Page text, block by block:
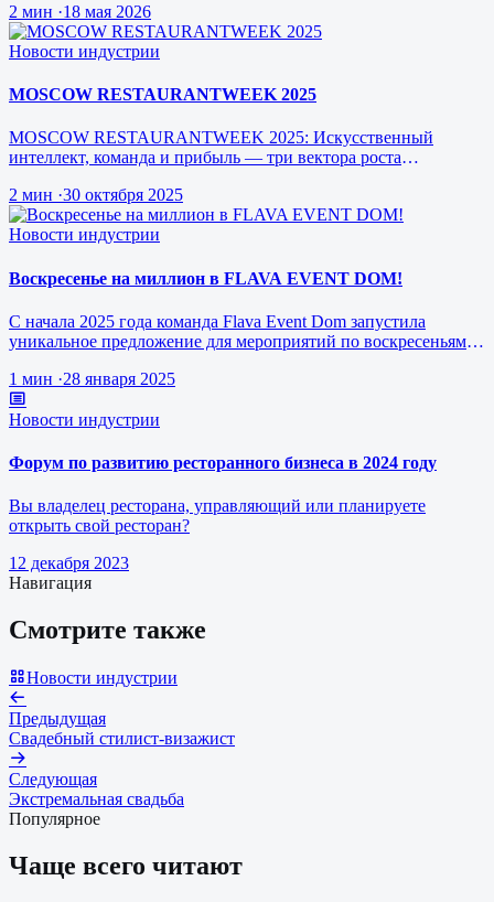
2 мин ·18 мая 2026
Новости индустрии
MOSCOW RESTAURANTWEEK 2025
MOSCOW RESTAURANTWEEK 2025: Искусственный
интеллект, команда и прибыль — три вектора роста
2 мин ·30 октября 2025
Новости индустрии
Воскресенье на миллион в FLAVA EVENT DOM!
С начала 2025 года команда Flava Event Dom запустила
уникальное предложение для мероприятий по воскресеньям за
1 мин ·28 января 2025
Новости индустрии
Форум по развитию ресторанного бизнеса в 2024 году
Вы владелец ресторана, управляющий или планируете
открыть свой ресторан?
12 декабря 2023
Навигация
Смотрите также
Новости индустрии
Предыдущая
Свадебный стилист-визажист
Следующая
Экстремальная свадьба
Популярное
Чаще всего читают